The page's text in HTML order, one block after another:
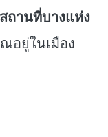
ถานที่บางแห่ง
อยู่ในเมือง